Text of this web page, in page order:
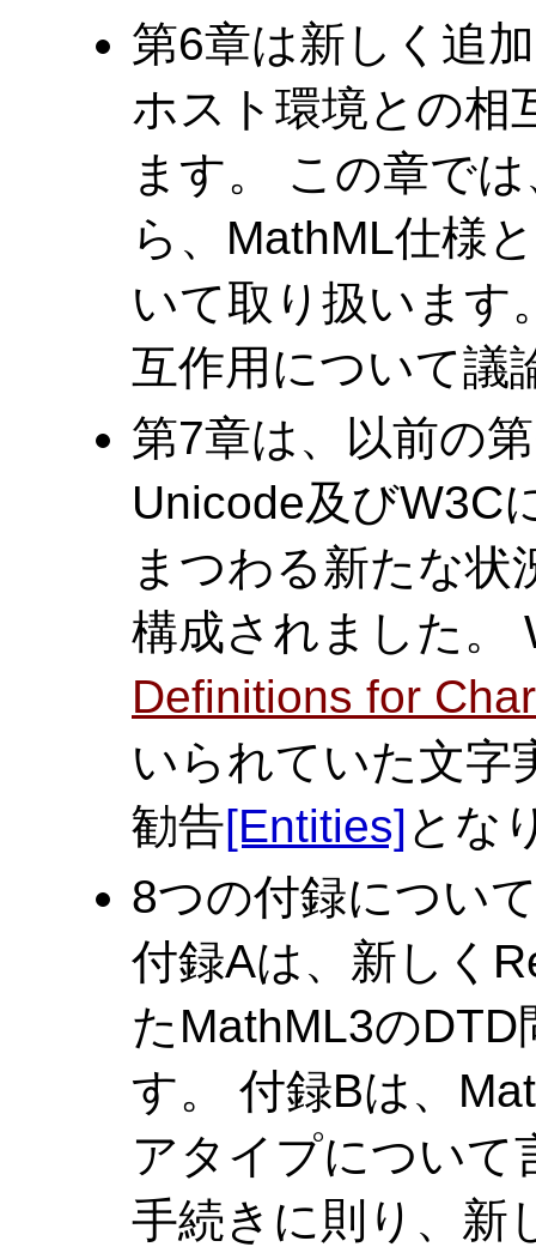
第6章は新しく追
ホスト環境との相
ます。 この章で
ら、MathML仕様
いて取り扱います
互作用について議
第7章は、以前の
Unicode及びW3C
まつわる新たな状
構成されました。
Definitions for
いられていた文字
勧告[Entities] とな
8つの付録につい
付録Aは、新しく
たMathML3の
す。 付録Bは、
アタイプについて
手続きに則り、新